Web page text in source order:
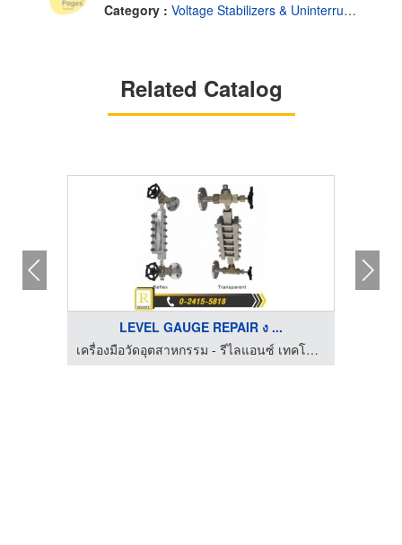
Category : Voltage Stabilizers & Uninterruptable Power Supplies
Related Catalog
LEVEL GAUGE REPAIR ง ...
เครื่องมือวัดอุตสาหกรรม - รีไลแอนซ์ เทคโนโลยี แอนด์ เซอร์วิส